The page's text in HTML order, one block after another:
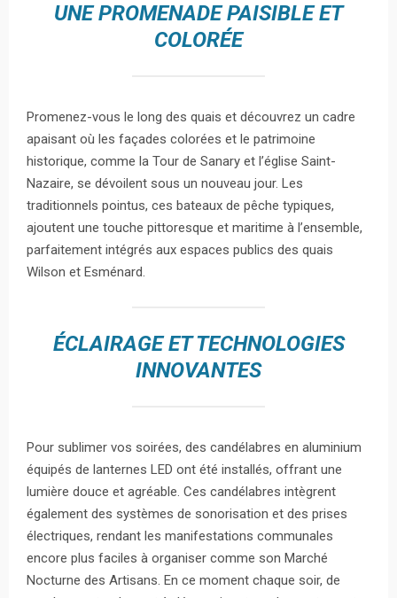
UNE PROMENADE PAISIBLE ET
COLORÉE
Promenez-vous le long des quais et découvrez un cadre
apaisant où les façades colorées et le patrimoine
historique, comme la Tour de Sanary et l’église Saint-
Nazaire, se dévoilent sous un nouveau jour. Les
traditionnels pointus, ces bateaux de pêche typiques,
ajoutent une touche pittoresque et maritime à l’ensemble,
parfaitement intégrés aux espaces publics des quais
Wilson et Esménard.
ÉCLAIRAGE ET TECHNOLOGIES
INNOVANTES
Pour sublimer vos soirées, des candélabres en aluminium
équipés de lanternes LED ont été installés, offrant une
lumière douce et agréable. Ces candélabres intègrent
également des systèmes de sonorisation et des prises
électriques, rendant les manifestations communales
encore plus faciles à organiser comme son Marché
Nocturne des Artisans. En ce moment chaque soir, de